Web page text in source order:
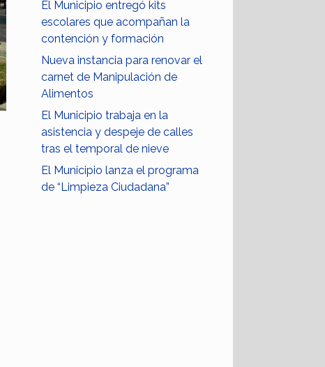
El Municipio entregó kits
escolares que acompañan la
contención y formación
Nueva instancia para renovar el
carnet de Manipulación de
Alimentos
El Municipio trabaja en la
asistencia y despeje de calles
tras el temporal de nieve
El Municipio lanza el programa
de “Limpieza Ciudadana”